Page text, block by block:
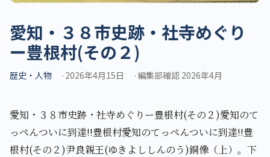
愛知・３８市史跡・社寺めぐり
ー豊根村(その２)
歴史・人物 2026年4月15日 編集部確認 2026年4月
愛知・３８市史跡・社寺めぐりー豊根村(その２)愛知のて
っぺんついに到達!!豊根村愛知のてっぺんついに到達!!豊
根村(その２)尹良親王(ゆきよししんのう)銅像（上）。下